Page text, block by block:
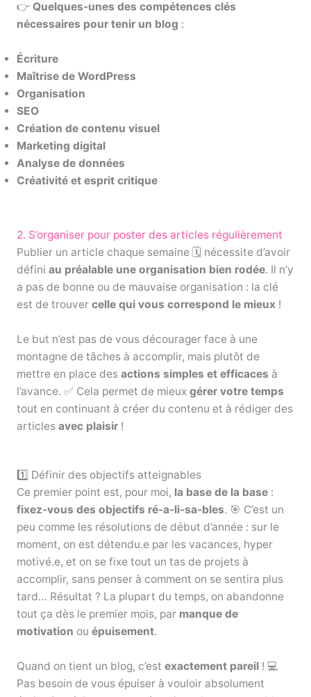
👉 Quelques-unes des compétences clés
nécessaires pour tenir un blog :
Écriture
Maîtrise de WordPress
Organisation
SEO
Création de contenu visuel
Marketing digital
Analyse de données
Créativité et esprit critique
2. S’organiser pour poster des articles régulièrement
Publier un article chaque semaine 🗓️ nécessite d’avoir
défini au préalable une organisation bien rodée. Il n’y
a pas de bonne ou de mauvaise organisation : la clé
est de trouver celle qui vous correspond le mieux!
Le but n’est pas de vous décourager face à une
montagne de tâches à accomplir, mais plutôt de
mettre en place des actions simples et efficaces à
l’avance. ✅ Cela permet de mieux gérer votre temps
tout en continuant à créer du contenu et à rédiger des
articles avec plaisir!
1️⃣ Définir des objectifs atteignables
Ce premier point est, pour moi, la base de la base:
fixez-vous des objectifs ré-a-li-sa-bles. 🎯 C’est un
peu comme les résolutions de début d’année : sur le
moment, on est détendu.e par les vacances, hyper
motivé.e, et on se fixe tout un tas de projets à
accomplir, sans penser à comment on se sentira plus
tard… Résultat ? La plupart du temps, on abandonne
tout ça dès le premier mois, par manque de
motivation ou épuisement.
Quand on tient un blog, c’est exactement pareil! 💻
Pas besoin de vous épuiser à vouloir absolument